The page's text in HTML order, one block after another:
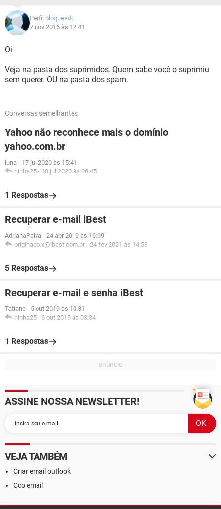
Perfil bloqueado
7 nov 2016 às 12:41
Oi
Veja na pasta dos suprimidos. Quem sabe você o suprimiu
sem querer. OU na pasta dos spam.
Conversas semelhantes
Yahoo não reconhece mais o domínio
yahoo.com.br
luna - 17 jul 2020 às 15:41
ninha25 - 18 jul 2020 às 06:45
1 Respostas
Recuperar e-mail iBest
AdrianaPaiva - 24 abr 2019 às 16:09
originado.x@ibest.com.br - 24 fev 2021 às 14:53
5 Respostas
Recuperar e-mail e senha iBest
Tatiane - 5 out 2019 às 10:31
ninha25 - 6 out 2019 às 03:34
1 Respostas
ASSINE NOSSA NEWSLETTER!
VEJA TAMBÉM
Criar email outlook
Cco email